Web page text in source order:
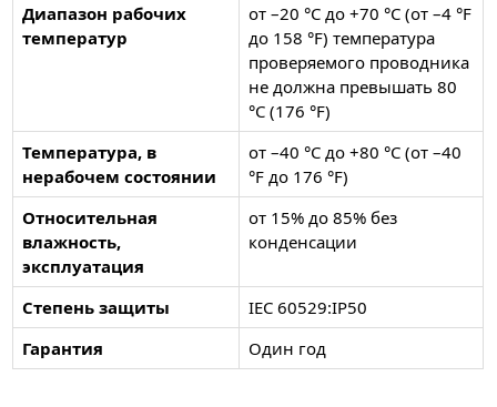
Диапазон рабочих
температур
от –20 °C до +70 °C (от –4 °F
до 158 °F) температура
проверяемого проводника
не должна превышать 80
°C (176 °F)
Температура, в
нерабочем состоянии
от –40 °C до +80 °C (от –40
°F до 176 °F)
Относительная
влажность,
эксплуатация
от 15% до 85% без
конденсации
Степень защиты
IEC 60529:IP50
Гарантия
Один год